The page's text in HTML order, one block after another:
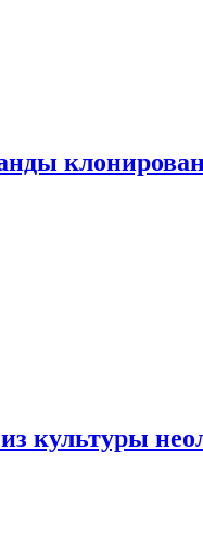
культуры